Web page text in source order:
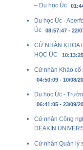
– Du học Úc
Du học Úc -
Úc 08:57:47 - 22/
CỬ NHÂN KHOA
HỌC ÚC
Cử nhân Khảo cổ
04:50:09 - 10/08/
Du học Úc -
06:41:05 - 23/09/
Cử nhân Công
DEAKIN
Cử nhân Quản lý